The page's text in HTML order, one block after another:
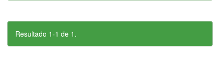
Resultado 1-1 de 1.